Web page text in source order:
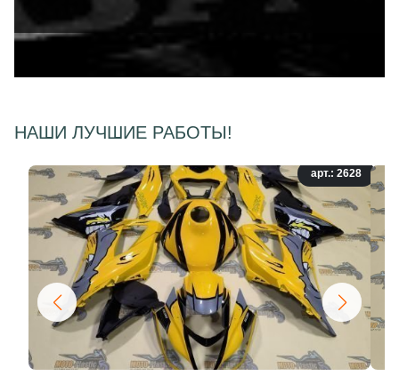
НАШИ ЛУЧШИЕ РАБОТЫ!
арт.: 2628